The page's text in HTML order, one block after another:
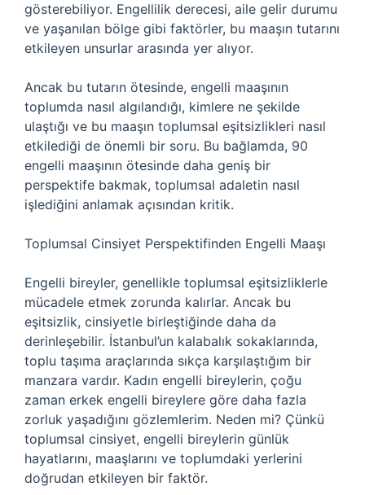
gösterebiliyor. Engellilik derecesi, aile gelir durumu
ve yaşanılan bölge gibi faktörler, bu maaşın tutarını
etkileyen unsurlar arasında yer alıyor.
Ancak bu tutarın ötesinde, engelli maaşının
toplumda nasıl algılandığı, kimlere ne şekilde
ulaştığı ve bu maaşın toplumsal eşitsizlikleri nasıl
etkilediği de önemli bir soru. Bu bağlamda, 90
engelli maaşının ötesinde daha geniş bir
perspektife bakmak, toplumsal adaletin nasıl
işlediğini anlamak açısından kritik.
Toplumsal Cinsiyet Perspektifinden Engelli Maaşı
Engelli bireyler, genellikle toplumsal eşitsizliklerle
mücadele etmek zorunda kalırlar. Ancak bu
eşitsizlik, cinsiyetle birleştiğinde daha da
derinleşebilir. İstanbul’un kalabalık sokaklarında,
toplu taşıma araçlarında sıkça karşılaştığım bir
manzara vardır. Kadın engelli bireylerin, çoğu
zaman erkek engelli bireylere göre daha fazla
zorluk yaşadığını gözlemlerim. Neden mi? Çünkü
toplumsal cinsiyet, engelli bireylerin günlük
hayatlarını, maaşlarını ve toplumdaki yerlerini
doğrudan etkileyen bir faktör.